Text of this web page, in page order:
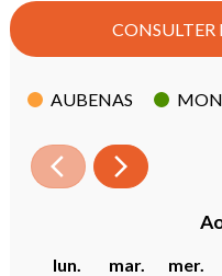
CONSULTER
AUBENAS
lun. mar. mer.